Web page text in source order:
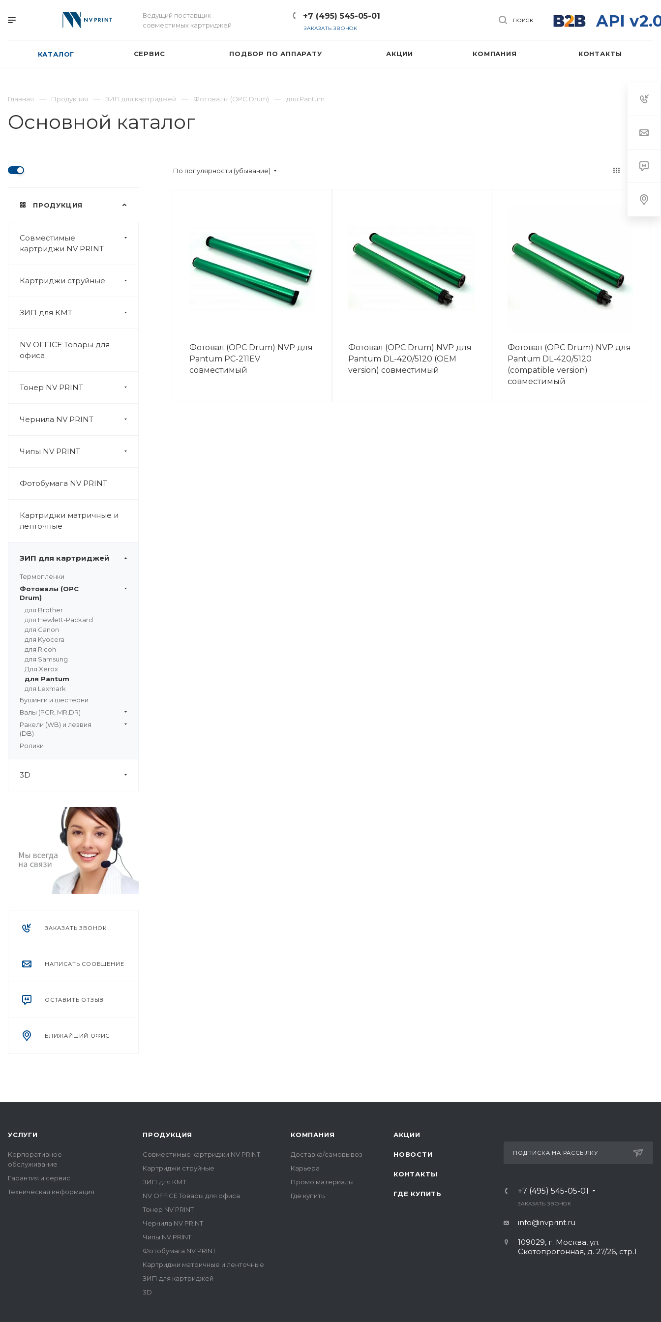
Ведущий поставщик
совместимых картриджей
+7 (495) 545-05-01
ЗАКАЗАТЬ ЗВОНОК API
ПОИСК
КАТАЛОГ СЕРВИС ПОДБОР ПО АППАРАТУ АКЦИИ КОМПАНИЯ КОНТАКТЫ
Главная Продукция ЗИП для картриджей Фотовалы (OPC Drum) для Pantum
Основной каталог
ПРОДУКЦИЯ
Совместимые
картриджи NV PRINT
Картриджи струйные
ЗИП для КМТ
NV OFFICE Товары для
офиса
Тонер NV PRINT
Чернила NV PRINT
Чипы NV PRINT
Фотобумага NV PRINT
Картриджи матричные и
ленточные
ЗИП для картриджей
Термопленки
Фотовалы (OPC
Drum)
для Brother
для Hewlett-Packard
для Canon
для Kyocera
для Ricoh
для Samsung
Для Xerox
для Pantum
для Lexmark
Бушинги и шестерни
Валы (PCR, MR,DR)
Ракели (WB) и лезвия
(DB)
Ролики
3D
ЗАКАЗАТЬ ЗВОНОК
НАПИСАТЬ СООБЩЕНИЕ
ОСТАВИТЬ ОТЗЫВ
БЛИЖАЙШИЙ ОФИС
По популярности (убывание)
Фотовал (OPC Drum) NVP для
Pantum PC-211EV
совместимый
Фотовал (OPC Drum) NVP для
Pantum DL-420/5120 (OEM
version) совместимый
Фотовал (OPC Drum) NVP для
Pantum DL-420/5120
(compatible version)
совместимый
УСЛУГИ
Корпоративное
обслуживание
Гарантия и сервис
Техническая информация
ПРОДУКЦИЯ
Совместимые картриджи NV PRINT
Картриджи струйные
ЗИП для КМТ
NV OFFICE Товары для офиса
Тонер NV PRINT
Чернила NV PRINT
Чипы NV PRINT
Фотобумага NV PRINT
Картриджи матричные и ленточные
ЗИП для картриджей
3D
КОМПАНИЯ
Доставка/самовывоз
Карьера
Промо материалы
Где купить
АКЦИИ
НОВОСТИ
КОНТАКТЫ
ГДЕ КУПИТЬ
ПОДПИСКА НА РАССЫЛКУ
+7 (495) 545-05-01
ЗАКАЗАТЬ ЗВОНОК
info@nvprint.ru
109029, г. Москва, ул.
Скотопрогонная, д. 27/26, стр.1